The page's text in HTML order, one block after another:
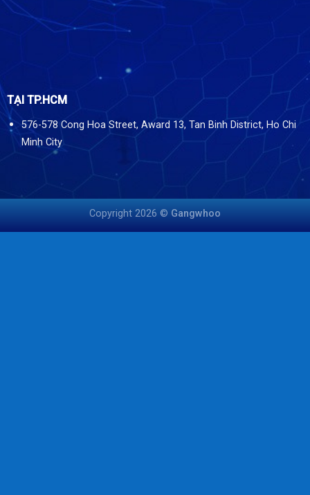
TẠI TP.HCM
576-578 Cong Hoa Street, Award 13, Tan Binh District, Ho Chi
Minh City
Copyright 2026 © Gangwhoo